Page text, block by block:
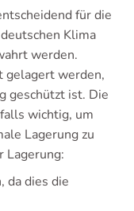
für die
Klima
werden.
gelagert werden,
geschützt ist. Die
wichtig, um
Lagerung zu
Lagerung:
da dies die